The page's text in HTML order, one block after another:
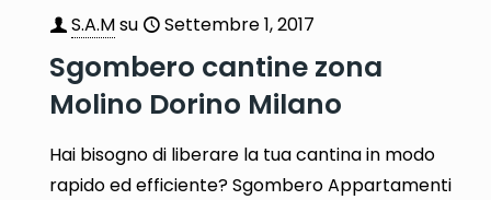
S.A.Msu Settembre 1, 2017
Sgombero cantine zona
Molino Dorino Milano
Hai bisogno di liberare la tua cantina in modo
rapido ed efficiente? Sgombero Appartamenti